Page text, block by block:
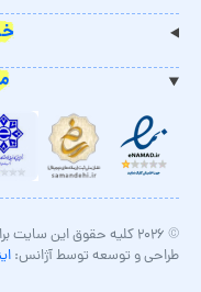
© ۲۰۲۶ کلیه حقوق این سایت برای
طراحی و توسعه توسط آژانس: